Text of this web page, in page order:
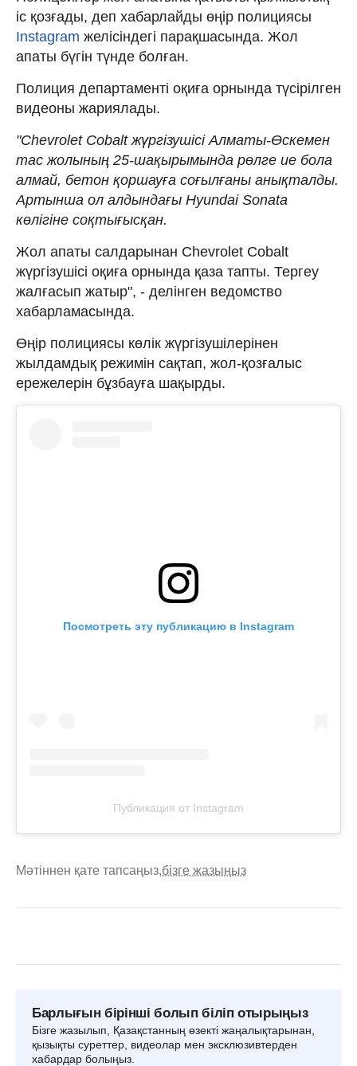
іс қозғады, деп хабарлайды өңір полициясы
Instagram желісіндегі парақшасында. Жол
апаты бүгін түнде болған.
Полиция департаменті оқиға орнында түсірілген
видеоны жариялады.
"Chevrolet Cobalt жүргізушісі Алматы-Өскемен
тас жолының 25-шақырымында рөлге ие бола
алмай, бетон қоршауға соғылғаны анықталды.
Артынша ол алдындағы Hyundai Sonata
көлігіне соқтығысқан.
Жол апаты салдарынан Chevrolet Cobalt
жүргізушісі оқиға орнында қаза тапты. Тергеу
жалғасып жатыр", - делінген ведомство
хабарламасында.
Өңір полициясы көлік жүргізушілерінен
жылдамдық режимін сақтап, жол-қозғалыс
ережелерін бұзбауға шақырды.
Посмотреть эту публикацию в Instagram
Публикация от Instagram
Мәтіннен қате тапсаңыз,бізге жазыңыз
Барлығын бірінші болып біліп отырыңыз
Бізге жазылып, Қазақстанның өзекті жаңалықтарынан,
қызықты суреттер, видеолар мен эксклюзивтерден
хабардар болыңыз.